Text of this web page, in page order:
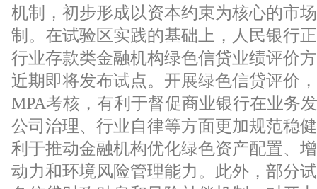
机制，初步形成以资本约束为核心的市
制。在试验区实践的基础上，人民银行
行业存款类金融机构绿色信贷业绩评价
近期即将发布试点。开展绿色信贷评价
MPA考核，有利于督促商业银行在业务
公司治理、行业自律等方面更加规范稳
利于推动金融机构优化绿色资产配置、
动力和环境风险管理能力。此外，部分